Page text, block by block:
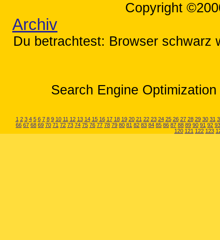
Copyright
Archiv
Du betrachtest: Browser schwarz
Search Engine
1 2 3 4 5 6 7 8 9 10 11 12 13 14 15 16 17 18 19 20 21 22 23 24 25 26 27 28 29 30 31
66 67 68 69 70 71 72 73 74 75 76 77 78 79 80 81 82 83 84 85 86 87 88 89 90 91 92 93
120 121 122 123